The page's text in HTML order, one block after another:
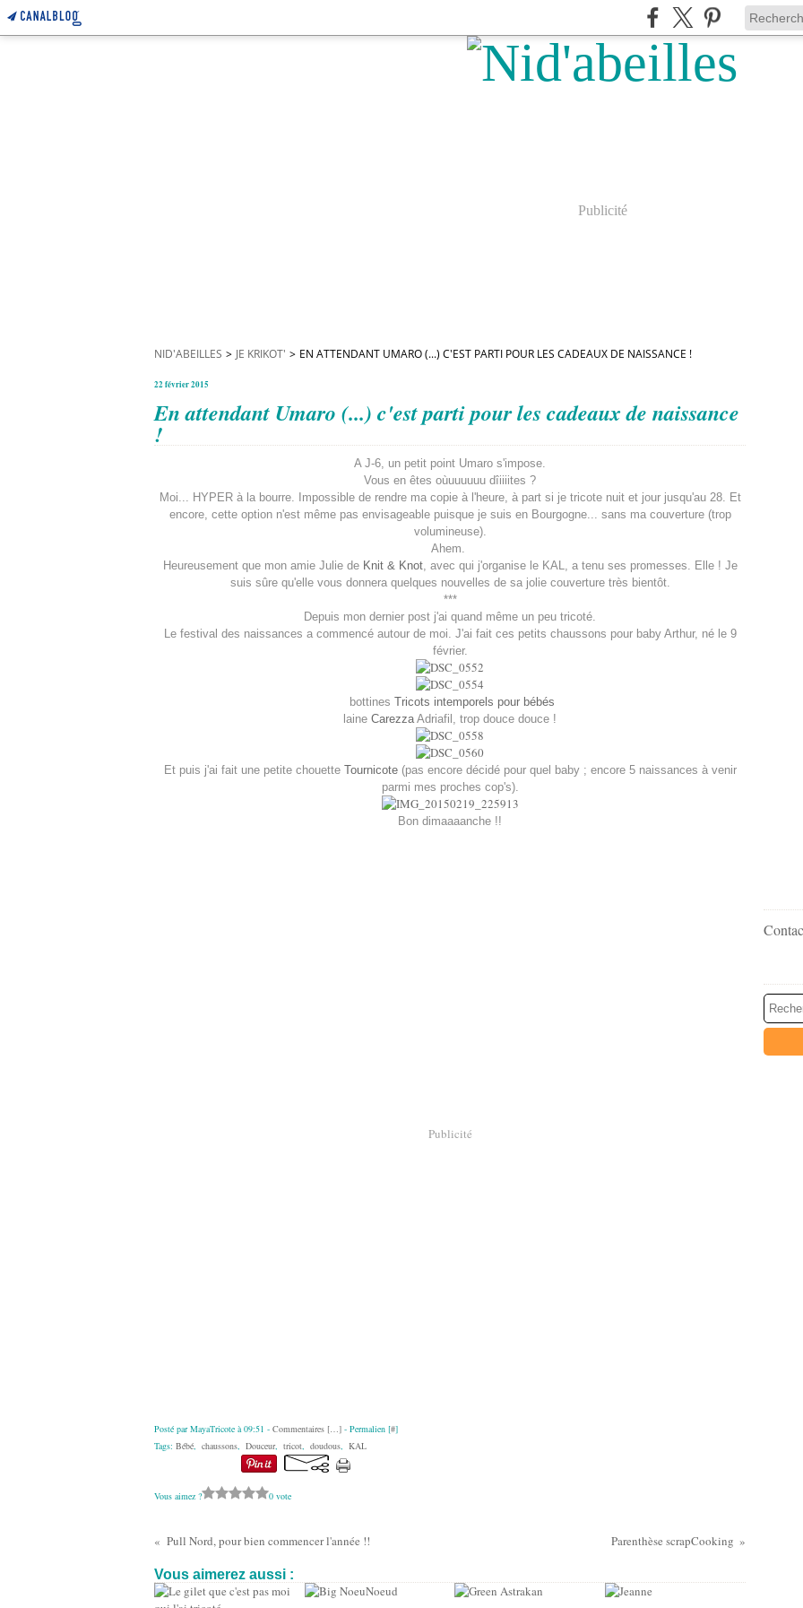
Publicité
NID'ABEILLES > JE KRIKOT' > EN ATTENDANT UMARO (...) C'EST PARTI POUR LES CADEAUX DE NAISSANCE !
22 février 2015
En attendant Umaro (...) c'est parti pour les cadeaux de naissance
!
A J-6, un petit point Umaro s'impose.
Vous en êtes oùuuuuuu dîiiiites ?
Moi... HYPER à la bourre. Impossible de rendre ma copie à l'heure, à part si je tricote nuit et jour jusqu'au 28. Et
encore, cette option n'est même pas envisageable puisque je suis en Bourgogne... sans ma couverture (trop
volumineuse).
Ahem.
Heureusement que mon amie Julie de Knit & Knot, avec qui j'organise le KAL, a tenu ses promesses. Elle ! Je
suis sûre qu'elle vous donnera quelques nouvelles de sa jolie couverture très bientôt.
***
Depuis mon dernier post j'ai quand même un peu tricoté.
Le festival des naissances a commencé autour de moi. J'ai fait ces petits chaussons pour baby Arthur, né le 9
février.
bottines Tricots intemporels pour bébés
laine CarezzaAdriafil, trop douce douce !
Et puis j'ai fait une petite chouette Tournicote(pas encore décidé pour quel baby ; encore 5 naissances à venir
parmi mes proches cop's).
Bon dimaaaanche !!
Publicité
Posté par MayaTricote à 09:51 - Commentaires […] - Permalien [#]
Tags: Bébé, chaussons, Douceur, tricot, doudous, KAL
Vous aimez ? 0 vote
Pull Nord, pour bien commencer l'année !! Parenthèse scrapCooking
Vous aimerez aussi :